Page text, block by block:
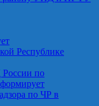
Республике
по
по ЧР в